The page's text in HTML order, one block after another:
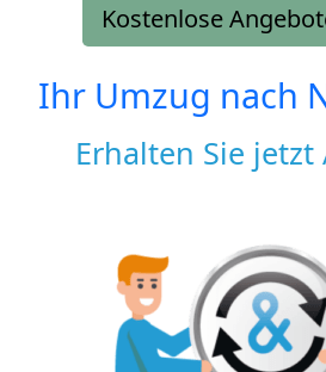
Kostenlose
Ihr Umzug nach
Erhalten Sie